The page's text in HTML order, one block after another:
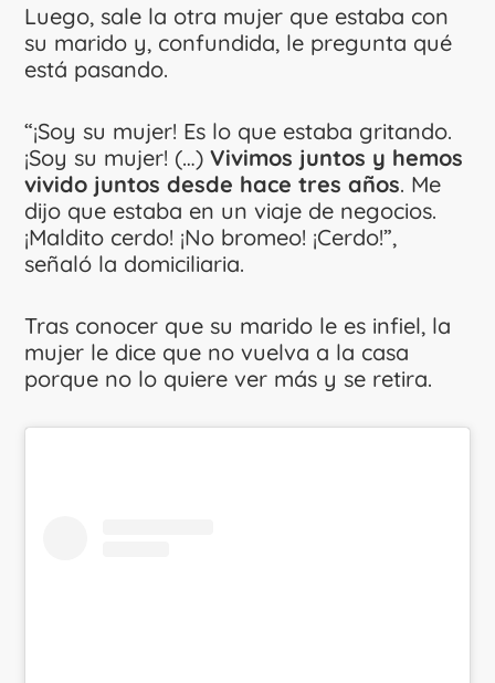
Luego, sale la otra mujer que estaba con
su marido y, confundida, le pregunta qué
está pasando.
“¡Soy su mujer! Es lo que estaba gritando.
¡Soy su mujer! (…)Vivimos juntos y hemos
vivido juntos desde hace tres años. Me
dijo que estaba en un viaje de negocios.
¡Maldito cerdo! ¡No bromeo! ¡Cerdo!”,
señaló la domiciliaria.
Tras conocer que su marido le es infiel, la
mujer le dice que no vuelva a la casa
porque no lo quiere ver más y se retira.